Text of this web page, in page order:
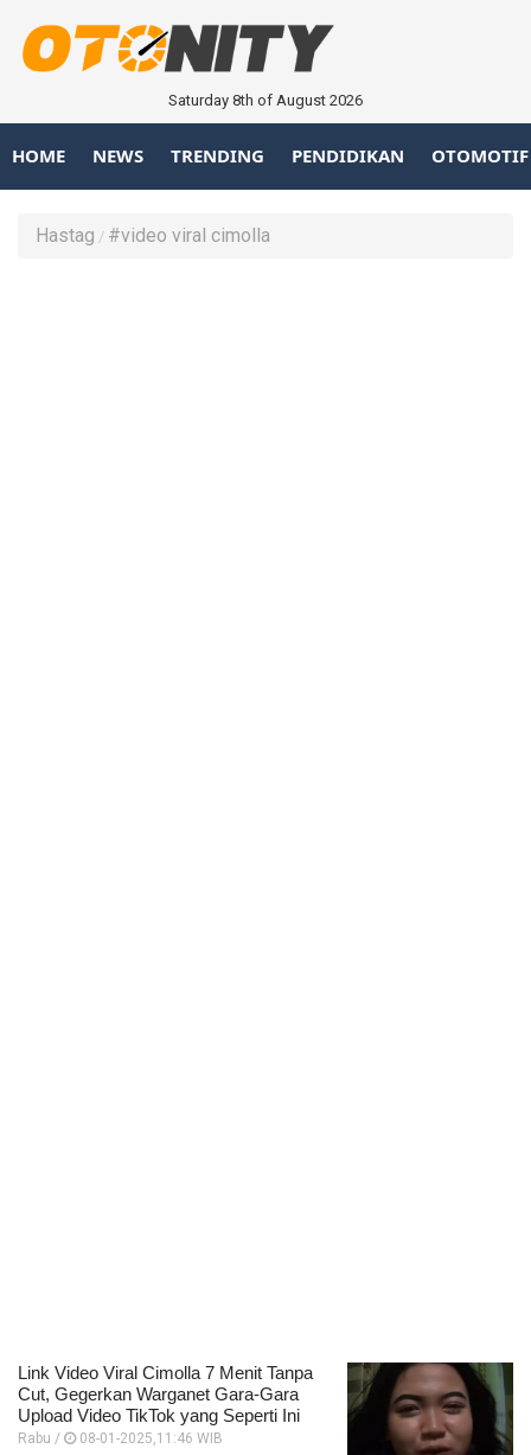
Saturday 8th of August 2026
HOME NEWS TRENDING PENDIDIKAN OTOMOTIF
Hastag #video viral cimolla
Link Video Viral Cimolla 7 Menit Tanpa
Cut, Gegerkan Warganet Gara-Gara
Upload Video TikTok yang Seperti Ini
Rabu / 08-01-2025,11:46 WIB